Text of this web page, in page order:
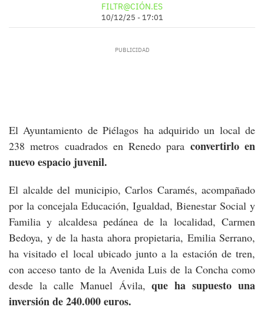
FILTR@CIÓN.ES
10/12/25 - 17:01
El Ayuntamiento de Piélagos ha adquirido un local de
238 metros cuadrados en Renedo para convertirlo en
nuevo espacio juvenil.
El alcalde del municipio, Carlos Caramés, acompañado
por la concejala Educación, Igualdad, Bienestar Social y
Familia y alcaldesa pedánea de la localidad, Carmen
Bedoya, y de la hasta ahora propietaria, Emilia Serrano,
ha visitado el local ubicado junto a la estación de tren,
con acceso tanto de la Avenida Luis de la Concha como
desde la calle Manuel Ávila,que ha supuesto una
inversión de 240.000 euros.